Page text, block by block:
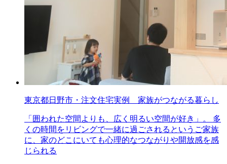
東京都日野市・注文住宅実例 家族がつながる暮らし
「囲われた空間よりも、広く明るい空間が好き」。 多
くの時間をリビングで一緒に過ごされるというご家族
に、家のどこにいても心理的なつながりや開放感を感
じられる